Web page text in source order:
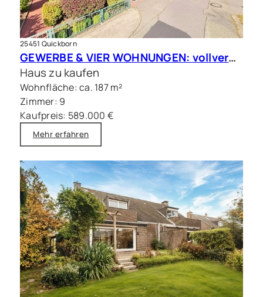
25451 Quickborn
GEWERBE & VIER WOHNUNGEN: vollvermietete Kapitalanlage in Quickborn
Haus zu kaufen
Wohnfläche: ca. 187 m²
Zimmer: 9
Kaufpreis: 589.000 €
Mehr erfahren